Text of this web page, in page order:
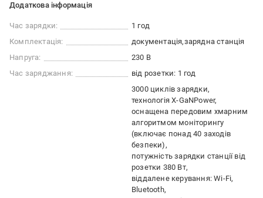
Додаткова інформація
Час зарядки:
1 год
Комплектація:
документація зарядна станція
Напруга:
230 В
Час заряджання:
від розетки: 1 год
3000 циклів зарядки
технологія X-GaNPower,
оснащена передовим хмарним
алгоритмом моніторингу
(включає понад 40 заходів
безпеки)
потужність зарядки станції від
розетки 380 Вт
віддалене керування: Wi-Fi,
Bluetooth